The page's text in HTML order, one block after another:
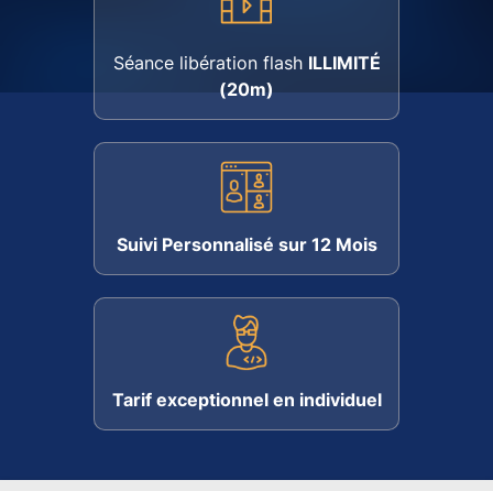
Séance libération flash ILLIMITÉ
(20m)
Suivi Personnalisé sur 12 Mois
Tarif exceptionnel en individuel